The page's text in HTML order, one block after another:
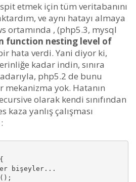
etmek için tüm veritabanını
ve aynı hatayı almaya
ortamında , (php5.3, mysql
function nesting level of
hata verdi. Yani diyor ki,
kadar indin, sınıra
php5.2 de bunu
mekanizma yok. Hatanın
olarak kendi sınıfından
yanlış çalışması
bişeyler...